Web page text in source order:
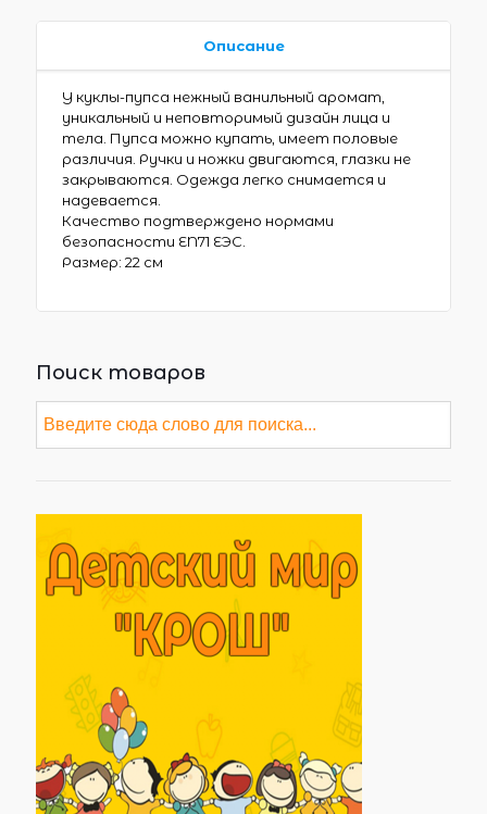
Описание
У куклы-пупса нежный ванильный аромат,
уникальный и неповторимый дизайн лица и
тела. Пупса можно купать, имеет половые
различия. Ручки и ножки двигаются, глазки не
закрываются. Одежда легко снимается и
надевается.
Качество подтверждено нормами
безопасности EN71 ЕЭС.
Размер: 22 см
Поиск товаров